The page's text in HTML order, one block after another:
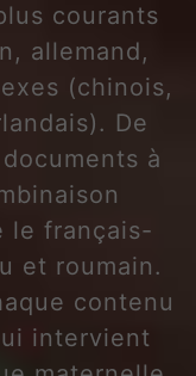
courants
allemand,
(chinois,
De
à
le français-
et roumain.
contenu
intervient